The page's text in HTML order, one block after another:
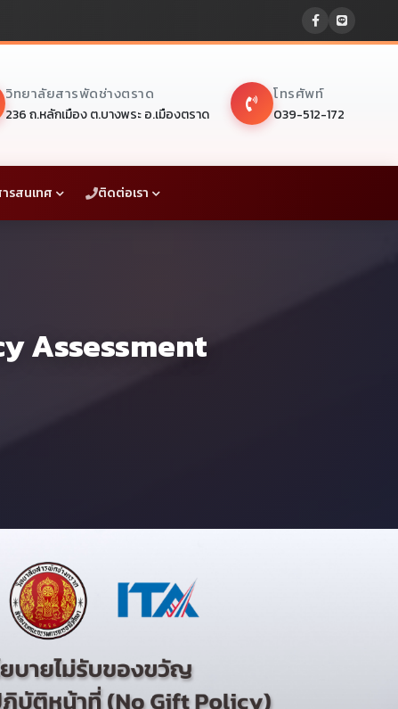
วิทยาลัยสารพัดช่างตราด
236 ถ.หลักเมือง ต.บางพระ อ.เมืองตราด
โทรศัพท์
039-512-172
รสนเทศ ติดต่อเรา
Assessment